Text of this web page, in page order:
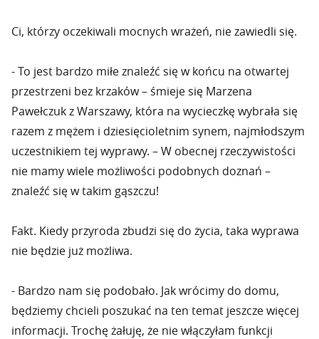
Ci, którzy oczekiwali mocnych wrażeń, nie zawiedli się.
- To jest bardzo miłe znaleźć się w końcu na otwartej
przestrzeni bez krzaków – śmieje się Marzena
Pawełczuk z Warszawy, która na wycieczkę wybrała się
razem z mężem i dziesięcioletnim synem, najmłodszym
uczestnikiem tej wyprawy. – W obecnej rzeczywistości
nie mamy wiele możliwości podobnych doznań –
znaleźć się w takim gąszczu!
Fakt. Kiedy przyroda zbudzi się do życia, taka wyprawa
nie będzie już możliwa.
- Bardzo nam się podobało. Jak wrócimy do domu,
będziemy chcieli poszukać na ten temat jeszcze więcej
informacji. Trochę żałuję, że nie włączyłam funkcji